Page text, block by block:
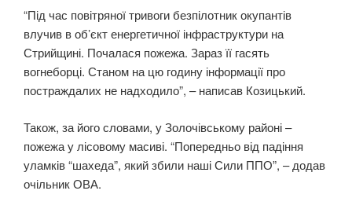
“Під час повітряної тривоги безпілотник окупантів
влучив в обʼєкт енергетичної інфраструктури на
Стрийщині. Почалася пожежа. Зараз її гасять
вогнеборці. Станом на цю годину інформації про
постраждалих не надходило”, – написав Козицький.
Також, за його словами, у Золочівському районі –
пожежа у лісовому масиві. “Попередньо від падіння
уламків “шахеда”, який збили наші Сили ППО”, – додав
очільник ОВА.